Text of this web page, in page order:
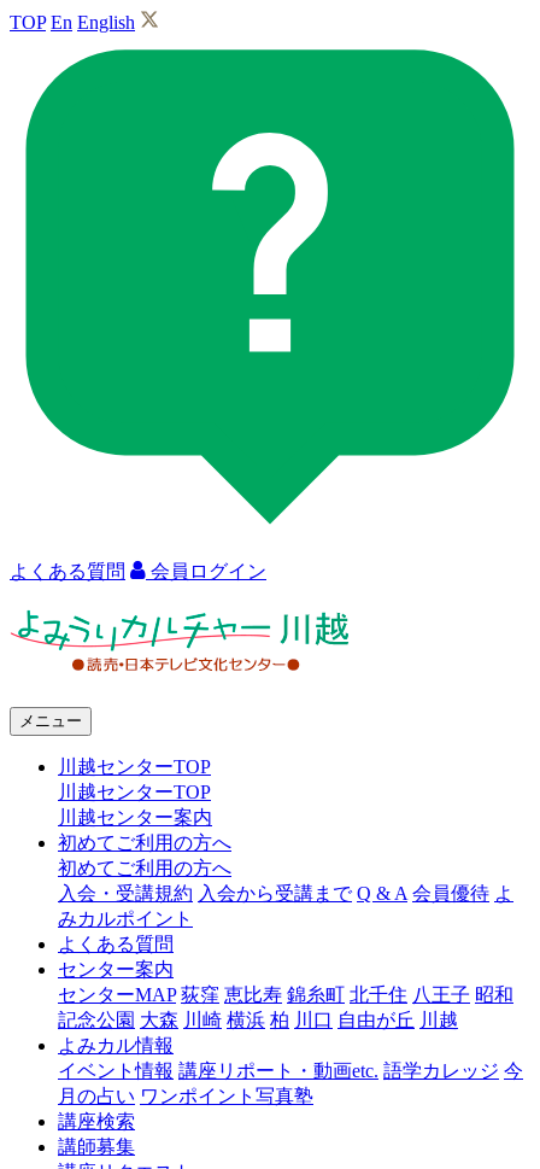
TOP En English
よくある質問 会員ログイン
ャ
越
メニュー
川越センターTOP
川越センターTOP
川越センター案内
初めてご利用の方へ
初めてご利用の方へ
入会・受講規約 入会から受講まで Q & A 会員優待 よ
みカルポイント
よくある質問
センター案内
センターMAP 荻窪 恵比寿 錦糸町 北千住 八王子 昭和
記念公園 大森 川崎 横浜 柏 川口 自由が丘 川越
よみカル情報
イベント情報 講座リポート・動画etc. 語学カレッジ 今
月の占い ワンポイント写真塾
講座検索
講師募集